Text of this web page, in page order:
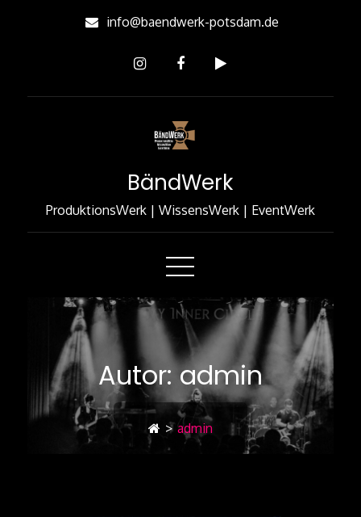
info@baendwerk-potsdam.de
BändWerk
ProduktionsWerk | WissensWerk | EventWerk
Autor:admin
> admin